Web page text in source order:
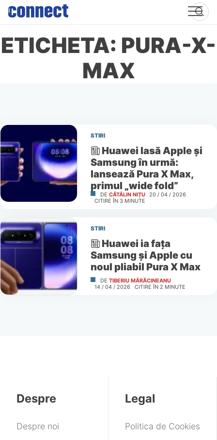
Skip
content
ETICHETA: PURA-X-
MAX
STIRI
Huawei lasă Apple și
Samsung în urmă:
lansează Pura X Max,
primul „wide fold”
DE CĂTĂLIN NIȚU 20 / 04 / 2026
CITIRE ÎN 3 MINUTE
STIRI
Huawei ia fața
Samsung și Apple cu
noul pliabil Pura X Max
DE TIBERIU MĂRĂCINEANU
14 / 04 / 2026
CITIRE ÎN 2 MINUTE
Despre
Despre noi
Legal
Politica de Cookies